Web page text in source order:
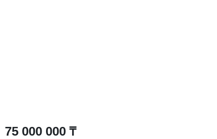
75 000 000 ₸